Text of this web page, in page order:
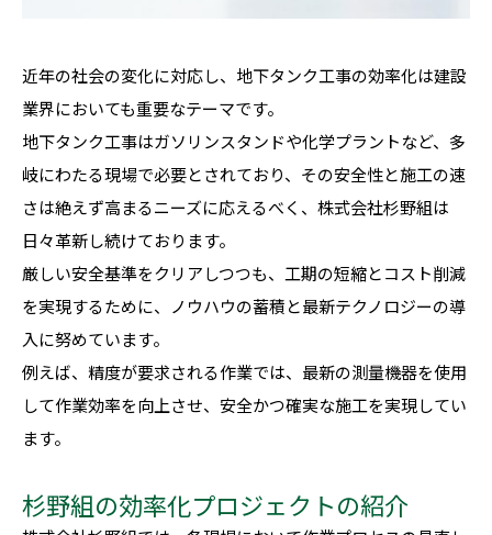
近年の社会の変化に対応し、地下タンク工事の効率化は建設
業界においても重要なテーマです。
地下タンク工事はガソリンスタンドや化学プラントなど、多
岐にわたる現場で必要とされており、その安全性と施工の速
さは絶えず高まるニーズに応えるべく、株式会社杉野組は
日々革新し続けております。
厳しい安全基準をクリアしつつも、工期の短縮とコスト削減
を実現するために、ノウハウの蓄積と最新テクノロジーの導
入に努めています。
例えば、精度が要求される作業では、最新の測量機器を使用
して作業効率を向上させ、安全かつ確実な施工を実現してい
ます。
杉野組の効率化プロジェクトの紹介